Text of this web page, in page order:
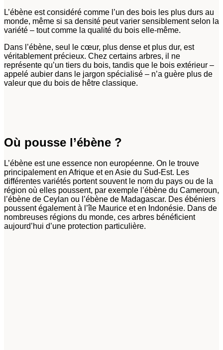
L’ébène est considéré comme l’un des bois les plus durs au
monde, même si sa densité peut varier sensiblement selon la
variété – tout comme la qualité du bois elle-même.
Dans l’ébène, seul le cœur, plus dense et plus dur, est
véritablement précieux. Chez certains arbres, il ne
représente qu’un tiers du bois, tandis que le bois extérieur –
appelé aubier dans le jargon spécialisé – n’a guère plus de
valeur que du bois de hêtre classique.
Où pousse l’ébène ?
L’ébène est une essence non européenne. On le trouve
principalement en Afrique et en Asie du Sud-Est. Les
différentes variétés portent souvent le nom du pays ou de la
région où elles poussent, par exemple l’ébène du Cameroun,
l’ébène de Ceylan ou l’ébène de Madagascar. Des ébéniers
poussent également à l’île Maurice et en Indonésie. Dans de
nombreuses régions du monde, ces arbres bénéficient
aujourd’hui d’une protection particulière.